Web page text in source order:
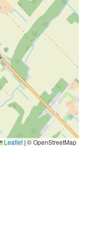
Leaflet | © OpenStreetMap